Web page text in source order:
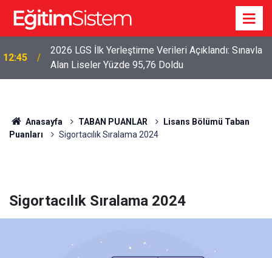
12:45
2026 LGS İlk Yerleştirme Verileri Açıklandı: Sınavla
Alan Liseler Yüzde 95,76 Doldu
Anasayfa TABAN PUANLAR
Lisans Bölümü Taban
Puanları
Sigortacılık Sıralama 2024
Sigortacılık Sıralama 2024